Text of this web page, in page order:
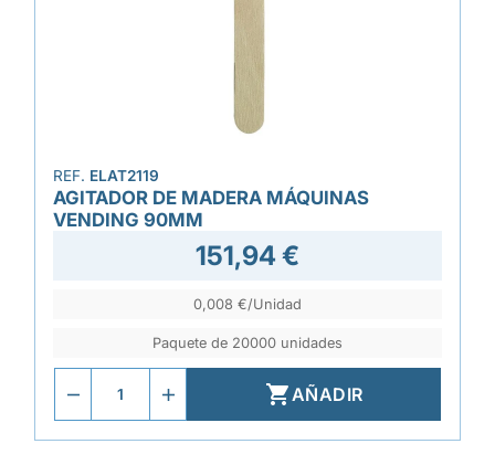
REF. ELAT2119
AGITADOR DE MADERA MÁQUINAS
VENDING 90MM
151,94 €
0,008 €/Unidad
Paquete de 20000 unidades
AÑADIR